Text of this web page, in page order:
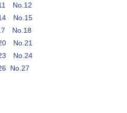
No.12
No.15
No.18
No.21
No.24
No.27